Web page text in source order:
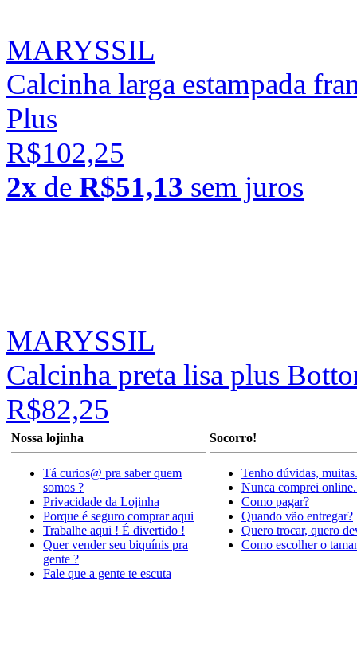
MARYSSIL
Calcinha larga estampada
Plus
R$102,25
2x de R$51,13 sem juros
MARYSSIL
Calcinha preta lisa plus
R$82,25
Nossa lojinha
Tá curios@ pra saber quem
somos ?
Privacidade da Lojinha
Porque é seguro comprar aqui
Trabalhe aqui ! É divertido !
Quer vender seu biquínis pra
gente ?
Fale que a gente te escuta
Socorro!
Tenho dúvidas, muitas.
Nunca comprei online.
Como pagar?
Quando vão entregar?
Quero trocar, quero
Como escolher o